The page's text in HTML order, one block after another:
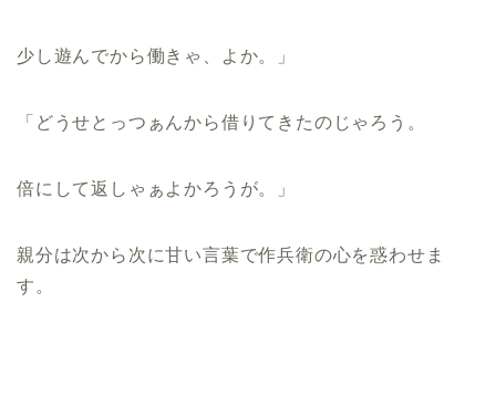
少し遊んでから働きゃ、よか。」
「どうせとっつぁんから借りてきたのじゃろう。
倍にして返しゃぁよかろうが。」
親分は次から次に甘い言葉で作兵衛の心を惑わせま
す。